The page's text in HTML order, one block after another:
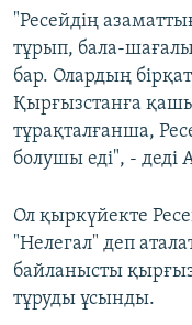
"Ресейдің
тұрып, бала-
бар. Олардың
Қырғызстанға
тұрақталғанша,
болушы еді", - деді
Ол қыркүйекте
"Нелегал" деп
байланысты
тұруды ұсынды.